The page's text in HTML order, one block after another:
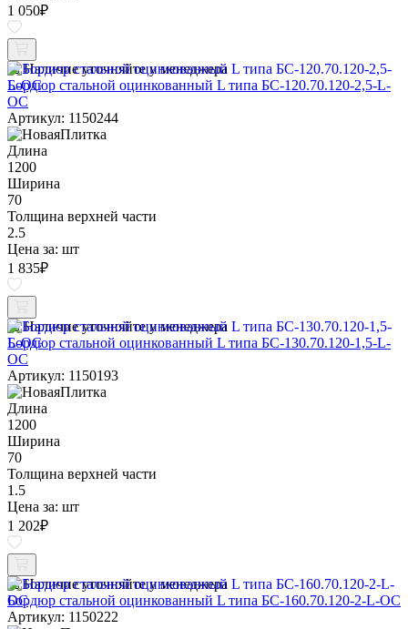
1 050₽
Наличие уточняйте у менеджера
Бордюр стальной оцинкованный L типа БС-120.70.120-2,5-L-
ОС
Артикул: 1150244
Длина
1200
Ширина
70
Толщина верхней части
2.5
Цена за: шт
1 835₽
Наличие уточняйте у менеджера
Бордюр стальной оцинкованный L типа БС-130.70.120-1,5-L-
ОС
Артикул: 1150193
Длина
1200
Ширина
70
Толщина верхней части
1.5
Цена за: шт
1 202₽
Наличие уточняйте у менеджера
Бордюр стальной оцинкованный L типа БС-160.70.120-2-L-ОС
Артикул: 1150222